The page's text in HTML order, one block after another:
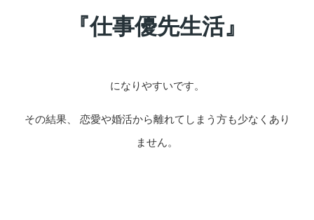
『仕事優先生活』
になりやすいです。
その結果、 恋愛や婚活から離れてしまう方も少なくあり
ません。